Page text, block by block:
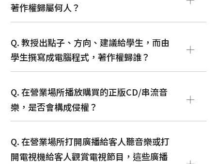
著作權歸屬何人？
Q. 教授出點子、方向、建議給學生，而由
學生撰寫成電腦程式，著作權歸誰？
Q. 在營業場所播放購買的正版CD/串流音
樂，是否會構成侵權？
Q. 在營業場所打開廣播給客人聽音樂或打
開電視機給客人觀賞電視節目，這些廣播